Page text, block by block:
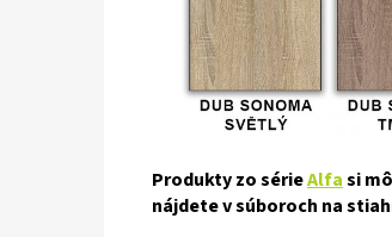
Produkty zo sérieAlfasi
nájdete v súboroch na